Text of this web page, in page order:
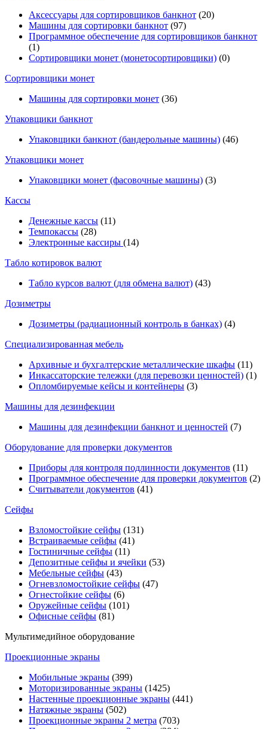
Аксессуары для сортировщиков банкнот (20)
Машины для сортировки банкнот (97)
Программное обеспечение для сортировщиков банкнот
(1)
Сортировщики монет (монетосортировщики) (0)
Сортировщики монет
Машины для сортировки монет (36)
Упаковщики банкнот
Упаковщики банкнот (бандерольные машины) (46)
Упаковщики монет
Упаковщики монет (фасовочные машины) (3)
Кассы
Денежные кассы (11)
Темпокассы (28)
Электронные кассиры (14)
Табло котировок валют
Табло курсов валют (для обмена валют) (43)
Дозиметры
Дозиметры (радиационный контроль в банках) (4)
Специализированная мебель
Архивные и бухгалтерские металлические шкафы (11)
Инкассаторские тележки (для перевозки ценностей) (1)
Опломбируемые кейсы и контейнеры (3)
Машины для дезинфекции
Машины для дезинфекции банкнот и ценностей (7)
Оборудование для проверки документов
Приборы для контроля подлинности документов (11)
Программное обеспечение для проверки документов (2)
Считыватели документов (41)
Сейфы
Взломостойкие сейфы (131)
Встраиваемые сейфы (41)
Гостиничные сейфы (11)
Депозитные сейфы и ячейки (53)
Мебельные сейфы (43)
Огневзломостойкие сейфы (47)
Огнестойкие сейфы (6)
Оружейные сейфы (101)
Офисные сейфы (81)
Мультимедийное оборудование
Проекционные экраны
Мобильные экраны (399)
Моторизированные экраны (1425)
Настенные проекционные экраны (441)
Натяжные экраны (502)
Проекционные экраны 2 метра (703)